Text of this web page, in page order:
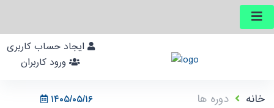
۱۴۰۵/۰۵/۱۶ خانه دوره ها